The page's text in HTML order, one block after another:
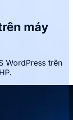
máy
WordPress trên